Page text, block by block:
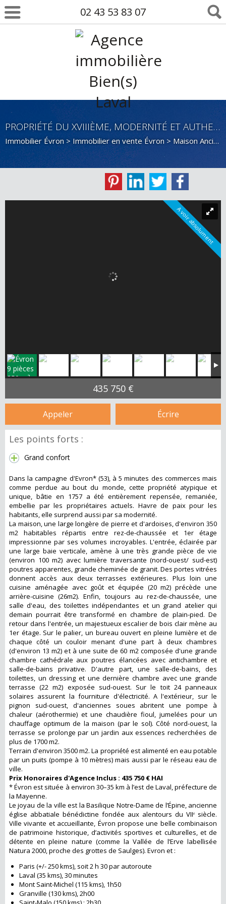
02 43 53 83 07
PROPRIÉTÉ DU XVIIIÈME, MODERNITÉ ET AUTHENTICITÉ
Immobilier Évron > Immobilier en vente Évron > Maison Ancienne en vente Évron
A voir absolument
435 750 €
Appeler Écrire
Les points forts :
Grand confort
Dans la campagne d'Evron* (53), à 5 minutes des commerces mais
comme perdue au bout du monde, cette propriété atypique et
unique, bâtie en 1757 a été entièrement repensée, remaniée,
embellie par les propriétaires actuels. Havre de paix pour les
habitants, elle surprend aussi par sa modernité.
La maison, une large longère de pierre et d'ardoises, d'environ 350
m2 habitables répartis entre rez-de-chaussée et 1er étage
impressionne par ses volumes incroyables. L'entrée, éclairée par
une large baie verticale, amène à une très grande pièce de vie
(environ 100 m2) avec lumière traversante (nord-ouest/ sud-est)
poutres apparentes, grande cheminée de granit. Des portes vitrées
donnent accès aux deux terrasses extérieures. Plus loin une
cuisine aménagée avec goût et équipée (20 m2) précède une
arrière-cuisine (26m2). Enfin, toujours au rez-de-chaussée, une
salle d'eau, des toilettes indépendantes et un grand atelier qui
demain pourrait être transformé en chambre de plain-pied. De
retour dans l'entrée, un majestueux escalier de bois clair mène au
1er étage. Sur le palier, un bureau ouvert en pleine lumière et de
chaque côté un couloir menant d'une part à deux chambres
(d'environ 13 m2) et à une suite de 60 m2 composée d'une grande
chambre cathédrale aux poutres élancées avec antichambre et
salle-de-bains privative. D'autre part, une salle-de-bains, des
toilettes, un dressing et une dernière chambre avec une grande
terrasse (22 m2) exposée sud-ouest. Sur le toit 24 panneaux
solaires assurent la fourniture d'électricité. A l'extérieur, sur le
pignon sud-ouest, d'anciennes soues abritent une pompe à
chaleur (aérothermie) et une chaudière fioul, jumelées pour un
chauffage optimum de la maison (par le sol). Côté nord-ouest, la
terrasse se prolonge par un jardin aux essences recherchées de
plus de 1700 m2.
Terrain d'environ 3500 m2. La propriété est alimenté en eau potable
par un puits (pompe à 10 mètres) mais aussi par le réseau eau de
ville.
Prix Honoraires d'Agence Inclus : 435 750 € HAI
* Évron est située à environ 30–35 km à l’est de Laval, préfecture de
la Mayenne.
Le joyau de la ville est la Basilique Notre-Dame de l’Épine, ancienne
église abbatiale bénédictine fondée aux alentours du VIIᵉ siècle.
Ville vivante et accueillante, Évron propose une belle combinaison
de patrimoine historique, d’activités sportives et culturelles, et de
détente en pleine nature (comme la Vallée de l’Erve labellisée
Natura 2000, proche des grottes de Saulges). Evron et :
Paris (+/- 250 kms), soit 2 h 30 par autoroute
Laval (35 kms), 30 minutes
Mont Saint-Michel (115 kms), 1h50
Granville (130 kms), 2h00